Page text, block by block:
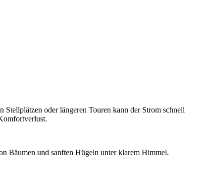
oder längeren Touren kann der Strom schnell
Bäumen und sanften Hügeln unter klarem Himmel.